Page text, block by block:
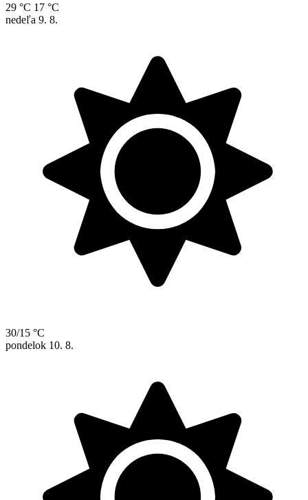
29 °C 17 °C
nedeľa 9. 8.
30/15 °C
pondelok 10. 8.